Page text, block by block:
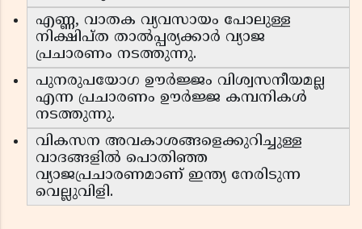
എണ്ണ, വാതക വ്യവസായം പോലുള്ള
നിക്ഷിപ്ത താൽപ്പര്യക്കാർ വ്യാജ
പ്രചാരണം നടത്തുന്നു.
പുനരുപയോഗ ഊർജ്ജം വിശ്വസനീയമല്ല
എന്ന പ്രചാരണം ഊർജ്ജ കമ്പനികൾ
നടത്തുന്നു.
വികസന അവകാശങ്ങളെക്കുറിച്ചുള്ള
വാദങ്ങളിൽ പൊതിഞ്ഞ
വ്യാജപ്രചാരണമാണ് ഇന്ത്യ നേരിടുന്ന
വെല്ലുവിളി.